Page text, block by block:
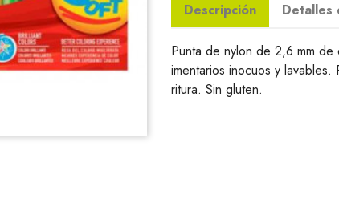
Descripción Detalles
Punta de nylon de 2,6 mm
imentarios inocuos y
ritura. Sin gluten.